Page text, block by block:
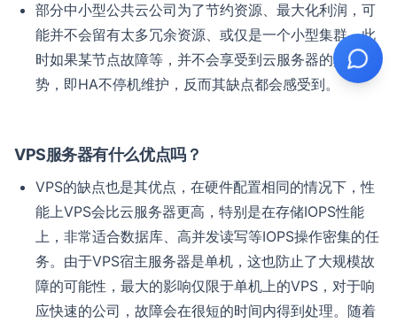
部分中小型公共云公司为了节约资源、最大化利润，可
能并不会留有太多冗余资源、或仅是一个小型集群，此
时如果某节点故障等，并不会享受到云服务器的真正优
势，即HA不停机维护，反而其缺点都会感受到。
VPS服务器有什么优点吗？
VPS的缺点也是其优点，在硬件配置相同的情况下，性
能上VPS会比云服务器更高，特别是在存储IOPS性能
上，非常适合数据库、高并发读写等IOPS操作密集的任
务。由于VPS宿主服务器是单机，这也防止了大规模故
障的可能性，最大的影响仅限于单机上的VPS，对于响
应快速的公司，故障会在很短的时间内得到处理。随着